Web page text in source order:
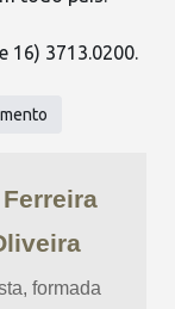
16) 3713.0200.
formada